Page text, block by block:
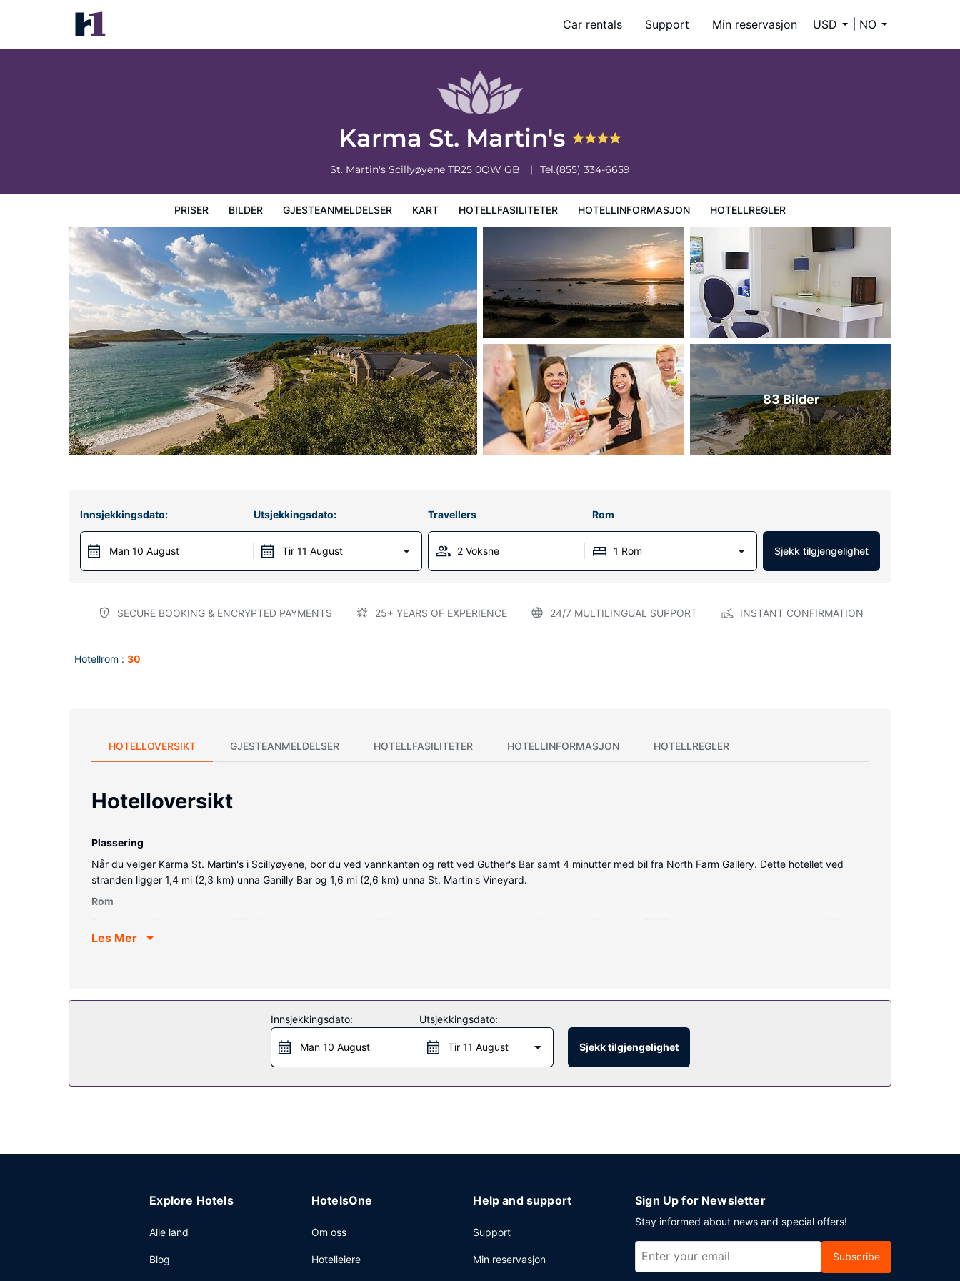
Car rentals Support Min reservasjon USD NO
Karma St. Martin's
St. Martin's Scillyøyene TR25 0QW GB Tel.(855) 334-6659
PRISER BILDER GJESTEANMELDELSER KART HOTELLFASILITETER HOTELLINFORMASJON HOTELLREGLER
Karma St. Martin's
Priser
83 Bilder
Innsjekkingsdato:
Man 10 August
Utsjekkingsdato:
Tir 11 August
Travellers Rom
2 Voksne 1 Rom Sjekk tilgjengelighet
SECURE BOOKING & ENCRYPTED PAYMENTS 25+ YEARS OF EXPERIENCE 24/7 MULTILINGUAL SUPPORT INSTANT CONFIRMATION
Hotellrom : 30
HOTELLOVERSIKT GJESTEANMELDELSER HOTELLFASILITETER HOTELLINFORMASJON HOTELLREGLER
Hotelloversikt
Plassering
Når du velger Karma St. Martin's i Scillyøyene, bor du ved vannkanten og rett ved Guther's Bar samt 4 minutter med bil fra North Farm Gallery. Dette hotellet ved
stranden ligger 1,4 mi (2,3 km) unna Ganilly Bar og 1,6 mi (2,6 km) unna St. Martin's Vineyard.
Rom
(inkludert) på rommet, og underholdningen er sikret med digital-TV. Rommene har privat bad med kombinert dusj/badekar, dype avslapningsbadekar og
spillrom. Det enkelt å komme seg til severdighetene i nærheten med overnattingsstedets buss (mot et tillegg).
Ta deg noe å spise i dette hotellets restaurant ved stranden, hvor du kan spise utendørs med utsikt over hagen. Du kan også slappe av på rommet og benytte deg av
romservice (på fastsatte tidspunkter). Mingle med andre gjester - her tilbys alle gjester mottakelse (inkludert) daglig. Koble av med noe godt å drikke i en av stedets
2 barer/lounger. Ferdiglaget frokost tilbys daglig fra kl. 08.00 til kl. 10.00 mot et tillegg.
Les Mer
Innsjekkingsdato:
Man 10 August
Utsjekkingsdato:
Tir 11 August Sjekk tilgjengelighet
Explore Hotels
Alle land
Blog
HotelsOne
Om oss
Hotelleiere
Help and support
Support
Min reservasjon
Sign Up for Newsletter
Stay informed about news and special offers!
Subscribe